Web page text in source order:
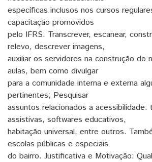
específicas inclusos nos cursos
capacitação promovidos
pelo IFRS. Transcrever, escanear,
relevo, descrever imagens,
auxiliar os servidores na construção do
aulas, bem como divulgar
para a comunidade interna e externa
pertinentes; Pesquisar
assuntos relacionados a acessibilidade:
assistivas, softwares educativos,
habitação universal, entre outros.
escolas públicas e especiais
do bairro. Justificativa e Motivação: